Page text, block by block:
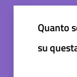
Quanto
su